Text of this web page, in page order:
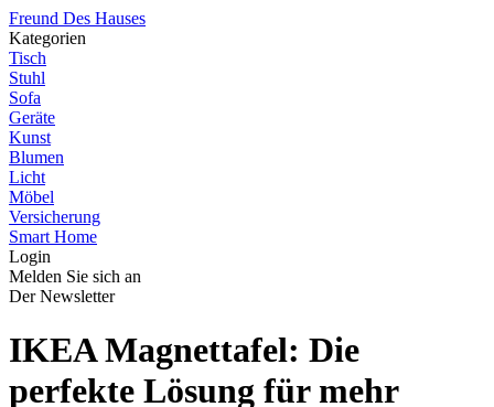
Freund Des Hauses
Kategorien
Tisch
Stuhl
Sofa
Geräte
Kunst
Blumen
Licht
Möbel
Versicherung
Smart Home
Login
Melden Sie sich an
Der Newsletter
IKEA Magnettafel: Die
perfekte Lösung für mehr